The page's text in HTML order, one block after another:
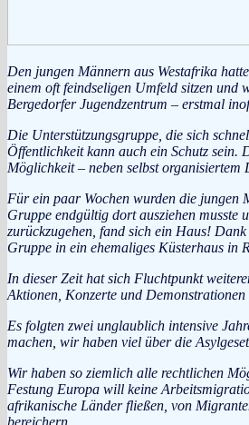
Den jungen Männern aus Westafrika
einem oft feindseligen Umfeld sitzen und
Bergedorfer Jugendzentrum – erstmal
Die Unterstützungsgruppe, die sich
Öffentlichkeit kann auch ein Schutz sein.
Möglichkeit – neben selbst
Für ein paar Wochen wurden die jungen
Gruppe endgültig dort ausziehen musste
zurückzugehen, fand sich ein Haus!
Gruppe in ein ehemaliges Küsterhaus in
In dieser Zeit hat sich Fluchtpunkt
Aktionen, Konzerte und
Es folgten zwei unglaublich intensive
machen, wir haben viel über die
Wir haben so ziemlich alle rechtlichen
Festung Europa will keine
afrikanische Länder fließen, von
bereichern.